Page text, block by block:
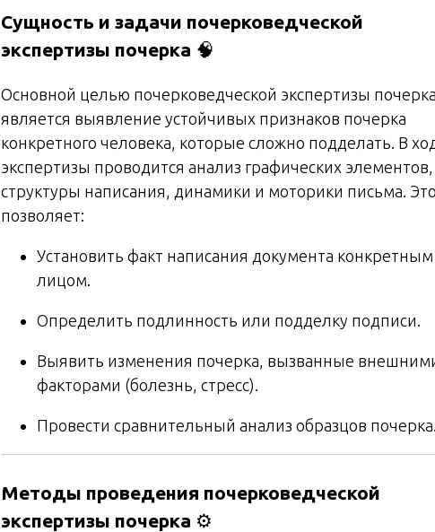
Сущность и задачи почерковедческой
экспертизы почерка 🧠
Основной целью почерковедческой экспертизы почерка
является выявление устойчивых признаков почерка
конкретного человека, которые сложно подделать. В
экспертизы проводится анализ графических элементов,
структуры написания, динамики и моторики письма. Это
позволяет:
Установить факт написания документа конкретным
лицом.
Определить подлинность или подделку подписи.
Выявить изменения почерка, вызванные
факторами (болезнь, стресс).
Провести сравнительный анализ образцов почерка.
Методы проведения почерковедческой
экспертизы почерка ⚙️